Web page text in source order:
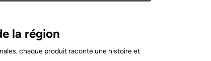
la région
chaque produit raconte une histoire et